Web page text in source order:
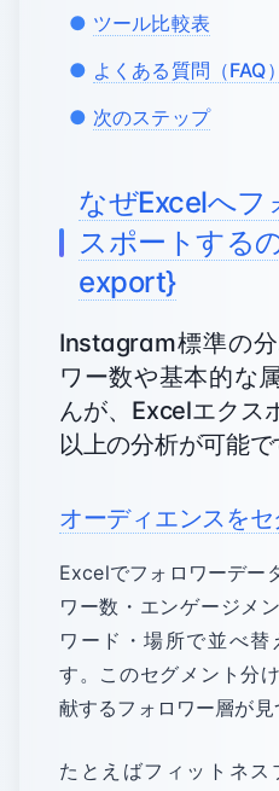
ツール比較表
よくある質問（FAQ）
次のステップ
なぜExcelへフ
スポートする
export}
Instagram標準の
ワー数や基本的な
んが、Excelエクス
以上の分析が可能で
オーディエンスを
Excelでフォロワーデー
ワー数・エンゲージメ
ワード・場所で並べ替
す。このセグメント分
献するフォロワー層が見
たとえばフィットネ